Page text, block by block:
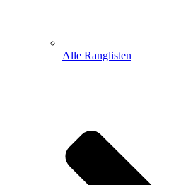
Alle Ranglisten